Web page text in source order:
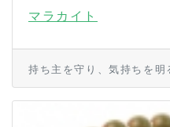
マラカイト
持ち主を守り、気持ちを明